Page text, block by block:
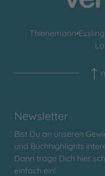
Thienemann•
Newsletter
Bist Du an unseren
und Buchhighlights
Dann trage Dich hier
einfach ein!